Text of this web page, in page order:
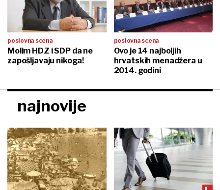
poslovna scena
Molim HDZ i SDP da ne
zapošljavaju nikoga!
poslovna scena
Ovo je 14 najboljih
hrvatskih menadžera u
2014. godini
najnovije